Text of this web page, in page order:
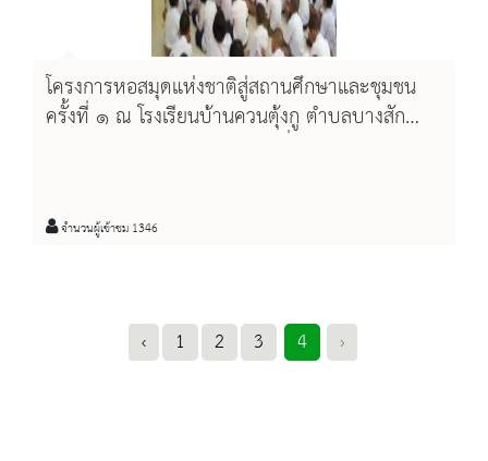
โครงการหอสมุดแห่งชาติสู่สถานศึกษาและชุมชน
ครั้งที่ ๑ ณ โรงเรียนบ้านควนตุ้งกู ตำบลบางสัก
จำนวนผู้เข้าชม 1346
‹ 1 2 3 4 ›